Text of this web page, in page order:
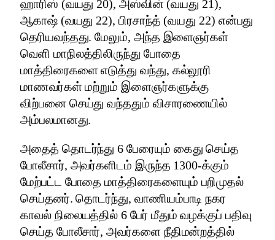
ஹாரிஸ் (வயது 20), அஸ்வின் (வயது 21),
ஆகாஷ் (வயது 22), பிரசாந்த் (வயது 22) என்பது
தெரியவந்தது. மேலும், அந்த இளைஞர்கள்
வெளி மாநிலத்திலிருந்து போதை
மாத்திரைகளை எடுத்து வந்து, கல்லூரி
மாணவர்கள் மற்றும் இளைஞர்களுக்கு
விற்பனை செய்து வந்ததும் விசாரணையில்
அம்பலமானது.
அதைத் தொடர்ந்து 6 பேரையும் கைது செய்த
போலீசார், அவர்களிடம் இருந்த 1300-க்கும்
மேற்பட்ட போதை மாத்திரைகளையும் பறிமுதல்
செய்தனர். தொடர்ந்து, வாணியம்பாடி நகர
காவல் நிலையத்தில் 6 பேர் மீதும் வழக்குப் பதிவு
செய்த போலீசார், அவர்களை நீதிமன்றத்தில்